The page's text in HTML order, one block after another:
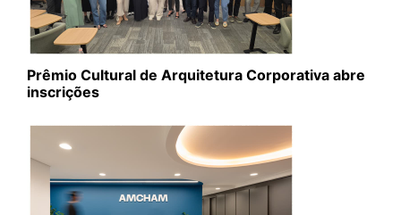
Prêmio Cultural de Arquitetura Corporativa abre
inscrições